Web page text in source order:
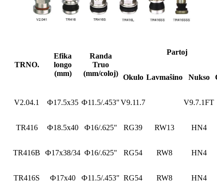
TRNO.
Efika
longo
(mm)
Randa
Truo
(mm/coloj)
Partoj
Okulo Lavmaŝino Nukso
V2.04.1 Ф17.5x35 Ф11.5/.453"V9.11.7 V9.7.1FT
TR416 Ф18.5x40 Ф16/.625" RG39 RW13 HN4
TR416B Ф17x38/34 Ф16/.625" RG54 RW8 HN4
TR416S Ф17x40 Ф11.5/.453" RG54 RW8 HN4